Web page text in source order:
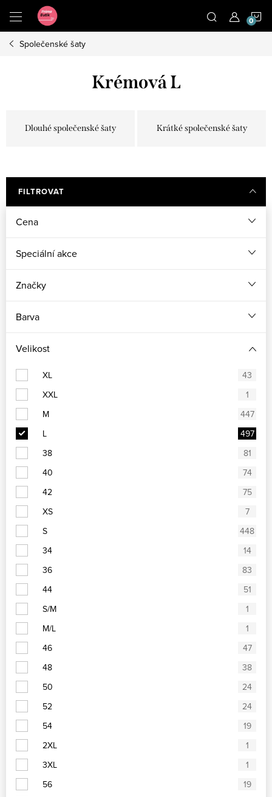
obsah
Společenské šaty
Krémová L
Dlouhé společenské šaty Krátké společenské šaty
FILTROVAT
Cena
Speciální akce
Značky
Barva
Velikost
XL
43
XXL
1
M
447
L
497
38
81
40
74
42
75
XS
7
S
448
34
14
36
83
44
51
S/M
1
M/L
1
46
47
48
38
50
24
52
24
54
19
2XL
1
3XL
1
56
19